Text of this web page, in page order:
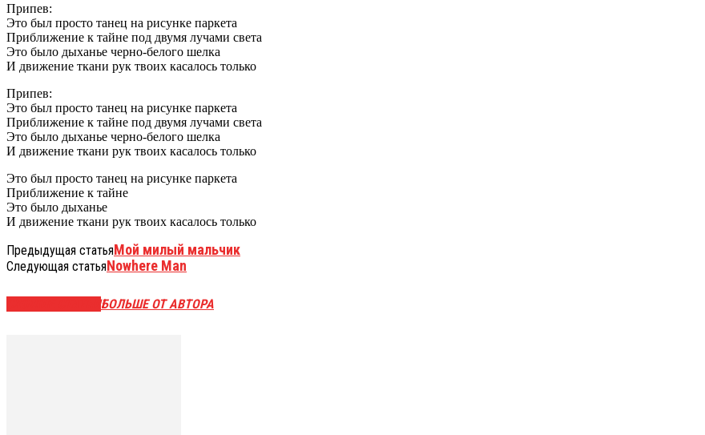
Припев:
Это был просто танец на рисунке паркета
Приближение к тайне под двумя лучами света
Это было дыханье черно-белого шелка
И движение ткани рук твоих касалось только
Припев:
Это был просто танец на рисунке паркета
Приближение к тайне под двумя лучами света
Это было дыханье черно-белого шелка
И движение ткани рук твоих касалось только
Это был просто танец на рисунке паркета
Приближение к тайне
Это было дыханье
И движение ткани рук твоих касалось только
Предыдущая статьяМой милый мальчик
Следующая статьяNowhere Man
БОЛЬШЕ ОТ АВТОРА